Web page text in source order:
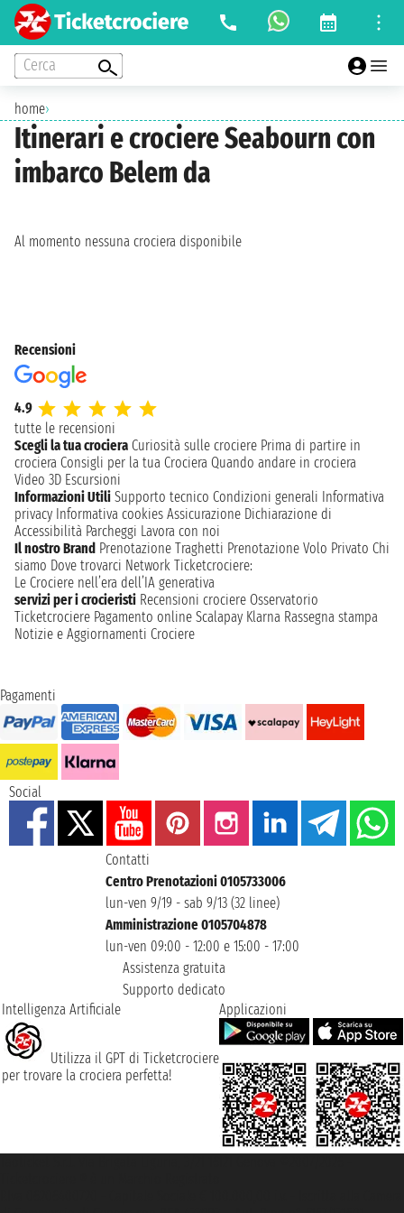
Cerca
home›
Itinerari e crociere Seabourn con
imbarco Belem da
Al momento nessuna crociera disponibile
Recensioni
4.9
tutte le recensioni
Scegli la tua crociera Curiosità sulle crociere Prima di partire in
crociera Consigli per la tua Crociera Quando andare in crociera
Video 3D Escursioni
Informazioni Utili Supporto tecnico Condizioni generali Informativa
privacy Informativa cookies Assicurazione Dichiarazione di
Accessibilità Parcheggi Lavora con noi
Il nostro Brand Prenotazione Traghetti Prenotazione Volo Privato Chi
siamo Dove trovarci Network Ticketcrociere:
Le Crociere nell’era dell’IA generativa
servizi per i crocieristi Recensioni crociere Osservatorio
Ticketcrociere Pagamento online Scalapay Klarna Rassegna stampa
Notizie e Aggiornamenti Crociere
Pagamenti
Social
Contatti
Centro Prenotazioni 0105733006
lun-ven 9/19 - sab 9/13 (32 linee)
Amministrazione 0105704878
lun-ven 09:00 - 12:00 e 15:00 - 17:00
Assistenza gratuita
Supporto dedicato
Intelligenza Artificiale
Utilizza il GPT di Ticketcrociere
per trovare la crociera perfetta!
Applicazioni